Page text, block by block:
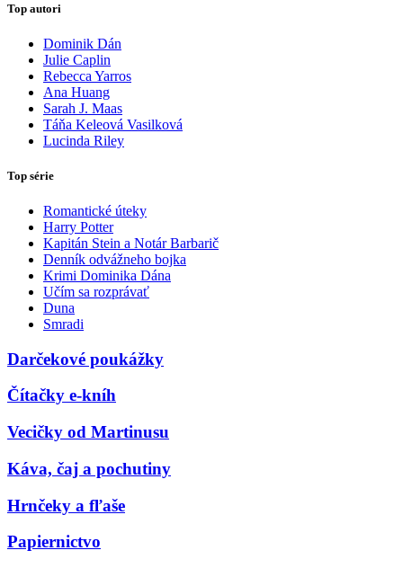
Top autori
Dominik Dán
Julie Caplin
Rebecca Yarros
Ana Huang
Sarah J. Maas
Táňa Keleová Vasilková
Lucinda Riley
Top série
Romantické úteky
Harry Potter
Kapitán Stein a Notár Barbarič
Denník odvážneho bojka
Krimi Dominika Dána
Učím sa rozprávať
Duna
Smradi
Darčekové poukážky
Čítačky e-kníh
Vecičky od Martinusu
Káva, čaj a pochutiny
Hrnčeky a fľaše
Papiernictvo